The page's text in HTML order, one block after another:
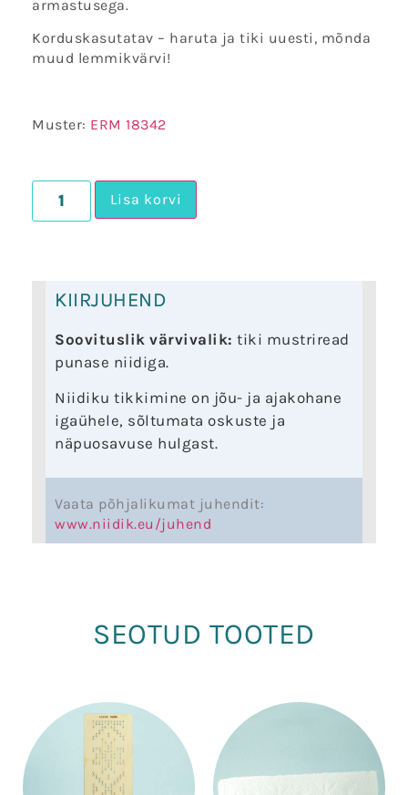
armastusega.
Korduskasutatav – haruta ja tiki uuesti, mõnda
muud lemmikvärvi!
Muster: ERM 18342
Lisa korvi
KIIRJUHEND
Soovituslik värvivalik: tiki mustriread
punase niidiga.
Niidiku tikkimine on jõu- ja ajakohane
igaühele, sõltumata oskuste ja
näpuosavuse hulgast.
Vaata põhjalikumat juhendit:
www.niidik.eu/juhend
SEOTUD TOOTED